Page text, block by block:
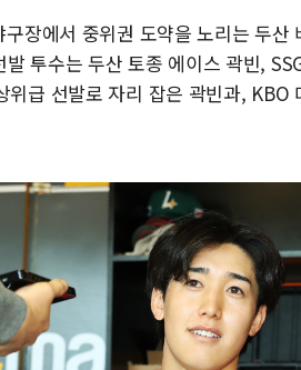
장에서 중위권 도약을 노리는 두산
투수는 두산 토종 에이스 곽빈,
위급 선발로 자리 잡은 곽빈과, KBO